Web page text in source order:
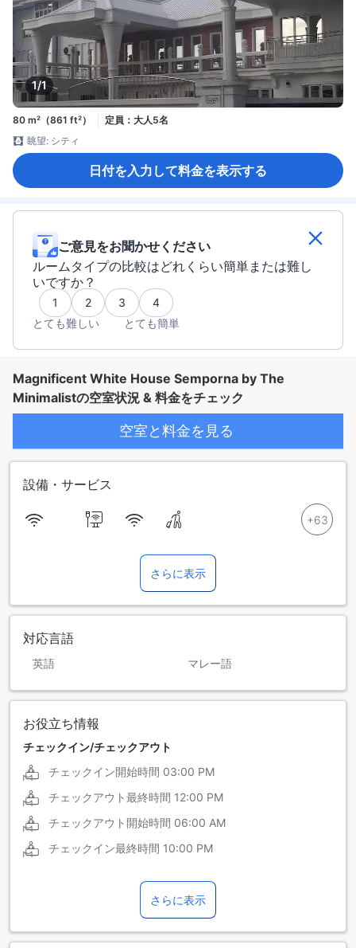
1/1
80 m²（861 ft²）
定員：大人5名
眺望: シティ
日付を入力して料金を表示する
ご意見をお聞かせください
ルームタイプの比較はどれくらい簡単または難し
いですか？
1 2 3
4
とても難しい
とても簡単
Magnificent White House Semporna by The
Minimalistの空室状況 & 料金をチェック
空室と料金を見る
設備・サービス
さらに表示
対応言語
英語 マレー語
お役立ち情報
チェックイン/チェックアウト
チェックイン開始時間 03:00 PM
チェックアウト最終時間 12:00 PM
チェックアウト開始時間 06:00 AM
チェックイン最終時間 10:00 PM
さらに表示